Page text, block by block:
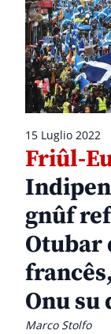
15 Luglio 2022
Friûl-
gnûf
Otubar
Onu
Marco Stolfo